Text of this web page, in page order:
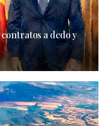
a dedo y